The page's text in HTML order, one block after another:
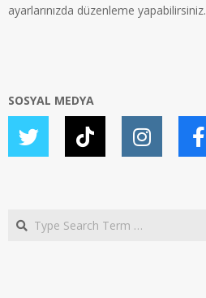
ayarlarınızda düzenleme yapabilirsiniz.
SOSYAL MEDYA
Search